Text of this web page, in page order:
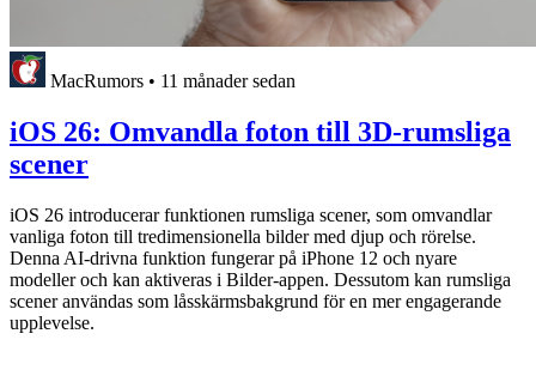
MacRumors • 11 månader sedan
iOS 26: Omvandla foton till 3D-rumsliga
scener
iOS 26 introducerar funktionen rumsliga scener, som omvandlar
vanliga foton till tredimensionella bilder med djup och rörelse.
Denna AI-drivna funktion fungerar på iPhone 12 och nyare
modeller och kan aktiveras i Bilder-appen. Dessutom kan rumsliga
scener användas som låsskärmsbakgrund för en mer engagerande
upplevelse.